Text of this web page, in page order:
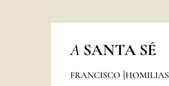
A SANTA SÉ
FRANCISCO HOMILIAS